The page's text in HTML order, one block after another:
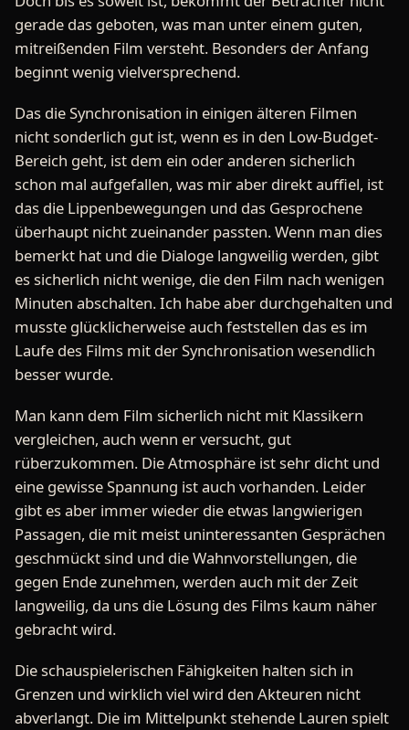
gerade das geboten, was man unter einem guten,
mitreißenden Film versteht. Besonders der Anfang
beginnt wenig vielversprechend.
Das die Synchronisation in einigen älteren Filmen
nicht sonderlich gut ist, wenn es in den Low-Budget-
Bereich geht, ist dem ein oder anderen sicherlich
schon mal aufgefallen, was mir aber direkt auffiel, ist
das die Lippenbewegungen und das Gesprochene
überhaupt nicht zueinander passten. Wenn man dies
bemerkt hat und die Dialoge langweilig werden, gibt
es sicherlich nicht wenige, die den Film nach wenigen
Minuten abschalten. Ich habe aber durchgehalten und
musste glücklicherweise auch feststellen das es im
Laufe des Films mit der Synchronisation wesendlich
besser wurde.
Man kann dem Film sicherlich nicht mit Klassikern
vergleichen, auch wenn er versucht, gut
rüberzukommen. Die Atmosphäre ist sehr dicht und
eine gewisse Spannung ist auch vorhanden. Leider
gibt es aber immer wieder die etwas langwierigen
Passagen, die mit meist uninteressanten Gesprächen
geschmückt sind und die Wahnvorstellungen, die
gegen Ende zunehmen, werden auch mit der Zeit
langweilig, da uns die Lösung des Films kaum näher
gebracht wird.
Die schauspielerischen Fähigkeiten halten sich in
Grenzen und wirklich viel wird den Akteuren nicht
abverlangt. Die im Mittelpunkt stehende Lauren spielt